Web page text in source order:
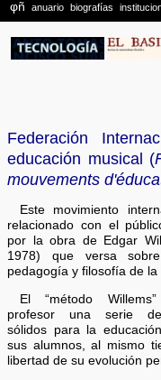
Federación
educación musical (
mouvements
Este movimiento
relacionado con el
por la obra de Edgar
1978) que versa
pedagogía y filosofía de la
El “método
profesor una serie
sólidos para la
sus alumnos, al mismo
libertad de su evolución